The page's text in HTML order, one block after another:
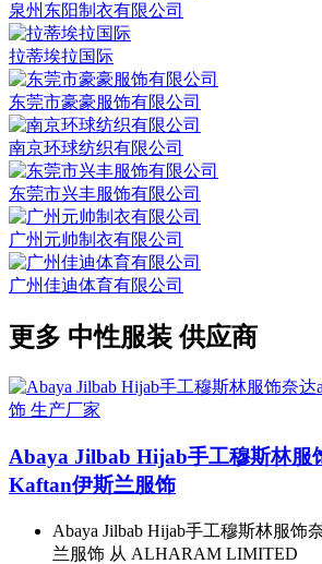
泉州东阳制衣有限公司
拉蒂埃拉国际
东莞市豪豪服饰有限公司
南京环球纺织有限公司
东莞市兴丰服饰有限公司
广州元帅制衣有限公司
广州佳迪体育有限公司
更多 中性服装供应商
Abaya Jilbab Hijab手工穆斯林服
Kaftan伊斯兰服饰
Abaya Jilbab Hijab手工穆斯林服饰
兰服饰 从 ALHARAM LIMITED